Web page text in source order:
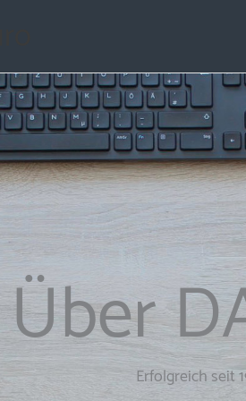
Über
Erfolgreich seit